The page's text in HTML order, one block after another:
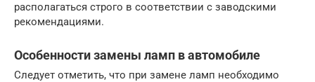
располагаться строго в соответствии с заводскими
рекомендациями.
Особенности замены ламп в автомобиле
Следует отметить, что при замене ламп необходимо